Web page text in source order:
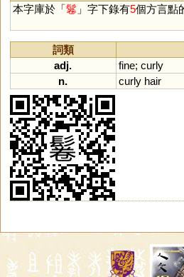
本字庫於「鬈 」字下錄有5個方言點
詞類
adj.
fine; curly
n.
curly hair